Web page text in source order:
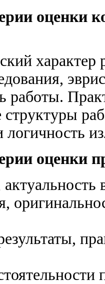
оценки
характер
работы.
структуры
логичность
оценки